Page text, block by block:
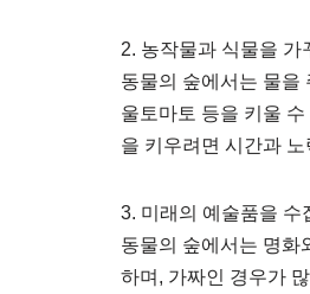
2. 농작물과 식물을 가
동물의 숲에서는 물을
울토마토 등을 키울
을 키우려면 시간과
3. 미래의 예술품을 수
동물의 숲에서는 명화
하며, 가짜인 경우가